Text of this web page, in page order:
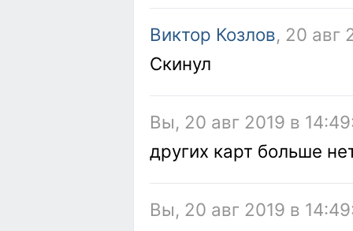
Виктор Козлов, 20 авг
Скинул
Вы, 20 авг 2019 в
других карт больше
Вы, 20 авг 2019 в